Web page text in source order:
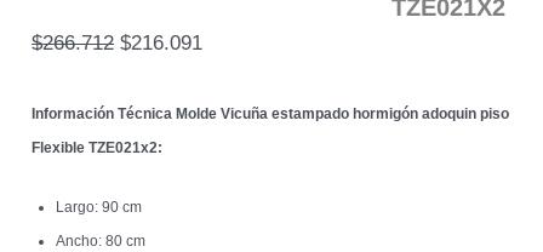
TZE021X2
$266.712 $216.091
Información Técnica Molde Vicuña estampado hormigón adoquin piso
FlexibleTZE021x2:
Largo: 90 cm
Ancho: 80 cm